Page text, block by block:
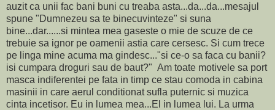
auzit ca unii fac bani buni cu treaba asta...da...da...mesajul
spune "Dumnezeu sa te binecuvinteze" si suna
bine...dar......si mintea mea gaseste o mie de scuze de ce
trebuie sa ignor pe oamenii astia care cersesc. Si cum trece
pe linga mine acuma ma gindesc..."si ce-o sa faca cu banii?
isi cumpara droguri sau de baut?" Am toate motivele sa port
masca indiferentei pe fata in timp ce stau comoda in cabina
masinii in care aerul conditionat sufla puternic si muzica
cinta incetisor. Eu in lumea mea...El in lumea lui. La urma